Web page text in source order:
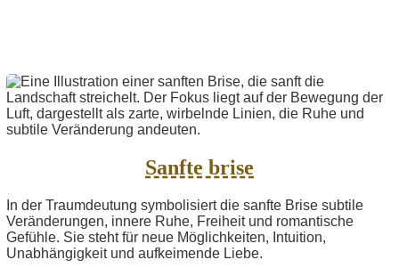
Sanfte brise
In der Traumdeutung symbolisiert die sanfte Brise subtile
Veränderungen, innere Ruhe, Freiheit und romantische
Gefühle. Sie steht für neue Möglichkeiten, Intuition,
Unabhängigkeit und aufkeimende Liebe.